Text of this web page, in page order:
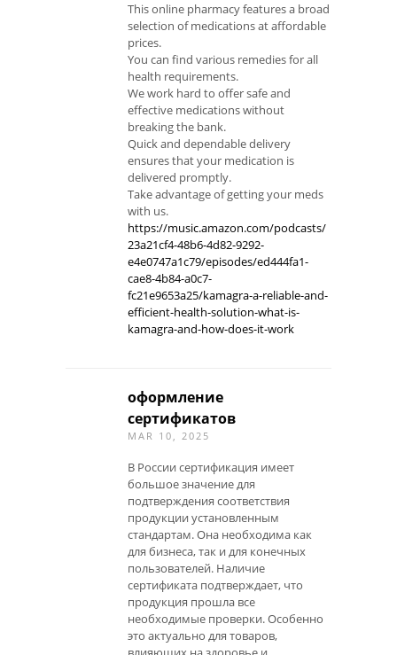
This online pharmacy features a broad
selection of medications at affordable
prices.
You can find various remedies for all
health requirements.
We work hard to offer safe and
effective medications without
breaking the bank.
Quick and dependable delivery
ensures that your medication is
delivered promptly.
Take advantage of getting your meds
with us.
https://music.amazon.com/podcasts/
23a21cf4-48b6-4d82-9292-
e4e0747a1c79/episodes/ed444fa1-
cae8-4b84-a0c7-
fc21e9653a25/kamagra-a-reliable-and-
efficient-health-solution-what-is-
kamagra-and-how-does-it-work
оформление
сертификатов
MAR 10, 2025
В России сертификация имеет
большое значение для
подтверждения соответствия
продукции установленным
стандартам. Она необходима как
для бизнеса, так и для конечных
пользователей. Наличие
сертификата подтверждает, что
продукция прошла все
необходимые проверки. Особенно
это актуально для товаров,